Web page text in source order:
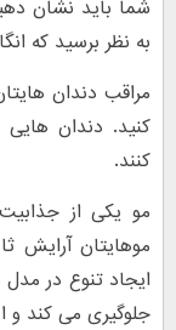
شما باید نشان
به نظر برسید که
مراقب دندان
کنید. دندان هایی
کنند.
مو یکی از
موهایتان آرایش
ایجاد تنوع در
جلوگیری می کند